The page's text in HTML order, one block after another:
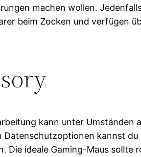
machen wollen.
beim Zocken und verfügen
kann unter Umständen
Datenschutzoptionen kannst du
Die ideale Gaming-Maus sollte